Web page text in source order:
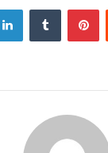
LinkedInTumblr